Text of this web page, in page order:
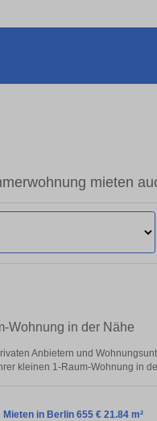
mieten
Wohnung in der Nähe
Anbietern und
kleinen 1-Raum-Wohnung in
Mieten in Berlin 655 € 21.84 m²